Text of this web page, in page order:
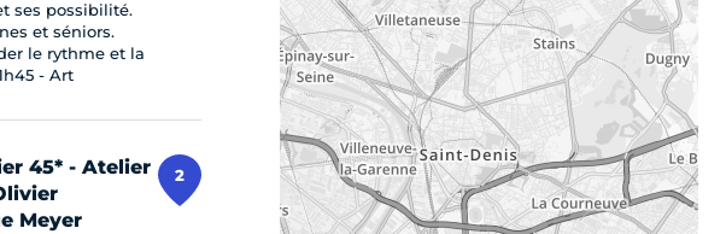
ses possibilité.
et séniors.
le rythme et la
- Art
2
45* - Atelier
Meyer